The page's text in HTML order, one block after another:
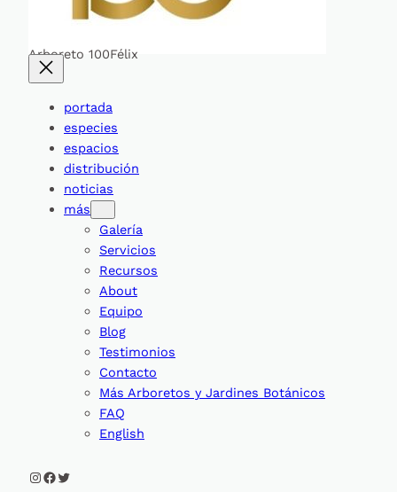
Arboreto 100Félix
portada
especies
espacios
distribución
noticias
más
Galería
Servicios
Recursos
About
Equipo
Blog
Testimonios
Contacto
Más Arboretos y Jardines Botánicos
FAQ
English
Instagram
Facebook
Twitter